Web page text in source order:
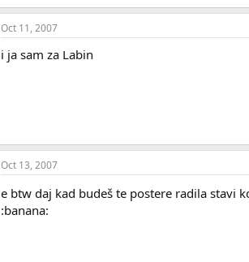
Oct 11, 2007
i ja sam za Labin
Oct 13, 2007
e btw daj kad budeš te postere radila stavi
:banana: